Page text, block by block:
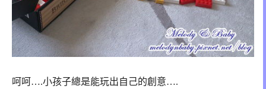
呵呵….小孩子總是能玩出自己的創意….